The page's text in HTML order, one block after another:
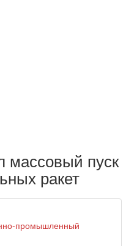
массовый пуск
ракет
промышленный